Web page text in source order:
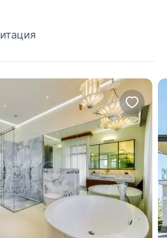
выполнен ландшафтный
бильярдная, сауна,
сейфовая комната,